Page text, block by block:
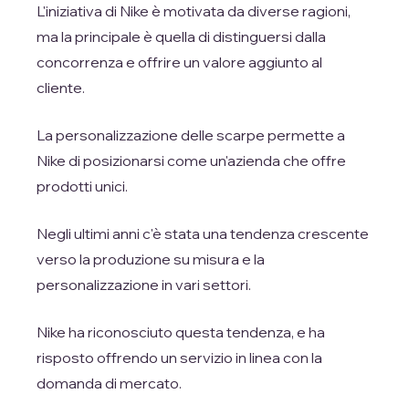
L'iniziativa di Nike è motivata da diverse ragioni,
ma la principale è quella di distinguersi dalla
concorrenza e offrire un valore aggiunto al
cliente.
La personalizzazione delle scarpe permette a
Nike di posizionarsi come un'azienda che offre
prodotti unici.
Negli ultimi anni c'è stata una tendenza crescente
verso la produzione su misura e la
personalizzazione in vari settori.
Nike ha riconosciuto questa tendenza, e ha
risposto offrendo un servizio in linea con la
domanda di mercato.